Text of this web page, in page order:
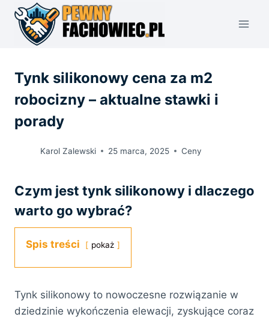
Przejdź
treści
Tynk silikonowy cena za m2
robocizny – aktualne stawki i
porady
Karol Zalewski 25 marca, 2025 Ceny
Czym jest tynk silikonowy i dlaczego
warto go wybrać?
Spis treści pokaż
Tynk silikonowy to nowoczesne rozwiązanie w
dziedzinie wykończenia elewacji, zyskujące coraz